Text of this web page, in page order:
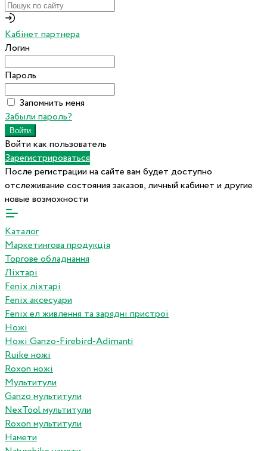
Кабінет партнера
Логин
Пароль
Запомнить меня
Забыли пароль?
Войти как пользователь
Зарегистрироваться
После регистрации на сайте вам будет доступно
отслеживание состояния заказов, личный кабинет и другие
новые возможности
Каталог
Маркетингова продукція
Торгове обладнання
Ліхтарі
Fenix ліхтарі
Fenix аксесуари
Fenix ел живлення та зарядні пристрої
Ножі
Ножі Ganzo-Firebird-Adimanti
Ruike ножі
Roxon ножi
Мультитули
Ganzo мультитули
NexTool мультитули
Roxon мультитули
Намети